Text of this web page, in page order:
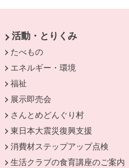
開きます。
活動・とりくみ
たべもの
エネルギー・環境
福祉
展示即売会
さんとめどんぐり村
東日本大震災復興支援
消費材ステップアップ点検
生活クラブの食育講座のご案内